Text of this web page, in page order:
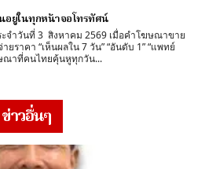
ยู่ในทุกหน้าจอโทรทัศน์
นดับ 1” “แพทย์
นวิจัยรับรอง” คำโฆษณาที่คนไทยคุ้นหูทุกวัน...
ข่าวอื่นๆ